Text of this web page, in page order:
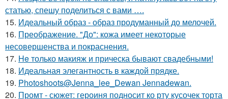
статью, спешу поделиться с вами ….
15. Идеальный образ - образ продуманный до мелочей.
16. Преображение. "До": кожа имеет некоторые
несовершенства и покраснения.
17. He только макияж и прическа бывают свадебными!
18. Идеальная элегантность в каждой прядке.
19. Photoshoots@Jenna_lee_Dewan Jennadewan.
20. Промт - сюжет: героиня подносит ко рту кусочек торта